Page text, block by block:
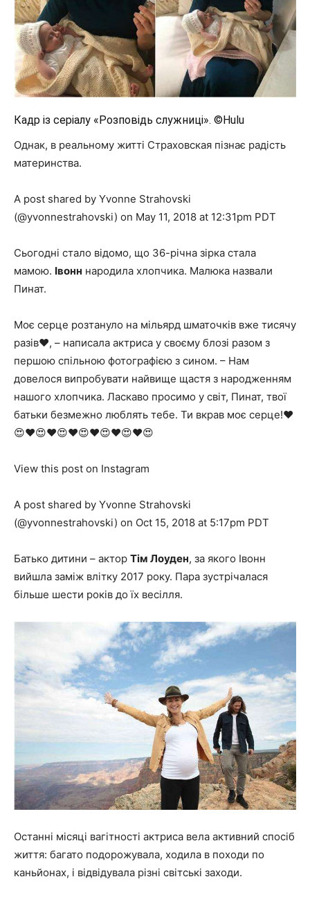
Кадр із серіалу «Розповідь служниці». ©Hulu
Однак, в реальному житті Страховская пізнає радість
материнства.
A post shared by Yvonne Strahovski
(@yvonnestrahovski) on May 11, 2018 at 12:31pm PDT
Сьогодні стало відомо, що 36-річна зірка стала
мамою. Івонн народила хлопчика. Малюка назвали
Пинат.
Моє серце розтануло на мільярд шматочків вже тисячу
разів❤️, – написала актриса у своєму блозі разом з
першою спільною фотографією з сином. – Нам
довелося випробувати найвище щастя з народженням
нашого хлопчика. Ласкаво просимо у світ, Пинат, твої
батьки безмежно люблять тебе. Ти вкрав моє серце!❤️
😍❤️😍❤️😍❤️😍❤️😍❤️😍❤️😍
View this post on Instagram
A post shared by Yvonne Strahovski
(@yvonnestrahovski) on Oct 15, 2018 at 5:17pm PDT
Батько дитини – актор Тім Лоуден, за якого Івонн
вийшла заміж влітку 2017 року. Пара зустрічалася
більше шести років до їх весілля.
Останні місяці вагітності актриса вела активний спосіб
життя: багато подорожувала, ходила в походи по
каньйонах, і відвідувала різні світські заходи.